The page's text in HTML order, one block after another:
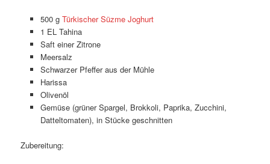
500 g Türkischer Süzme Joghurt
1 EL Tahina
Saft einer Zitrone
Meersalz
Schwarzer Pfeffer aus der Mühle
Harissa
Olivenöl
Gemüse (grüner Spargel, Brokkoli, Paprika, Zucchini,
Datteltomaten), in Stücke geschnitten
Zubereitung: